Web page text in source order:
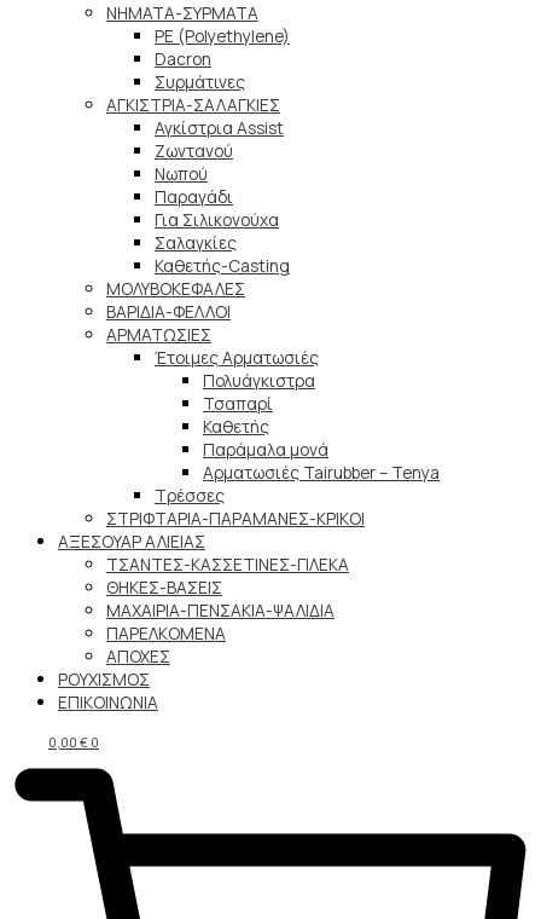
ΝΗΜΑΤΑ-ΣΥΡΜΑΤΑ
PE (Polyethylene)
Dacron
Συρμάτινες
ΑΓΚΙΣΤΡΙΑ-ΣΑΛΑΓΚΙΕΣ
Αγκίστρια Assist
Ζωντανού
Νωπού
Παραγάδι
Για Σιλικονούχα
Σαλαγκίες
Καθετής-Casting
ΜΟΛΥΒΟΚΕΦΑΛΕΣ
ΒΑΡΙΔΙΑ-ΦΕΛΛΟΙ
ΑΡΜΑΤΩΣΙΕΣ
Έτοιμες Αρματωσιές
Πολυάγκιστρα
Τσαπαρί
Καθετής
Παράμαλα μονά
Αρματωσιές Tairubber – Tenya
Τρέσσες
ΣΤΡΙΦΤΑΡΙΑ-ΠΑΡΑΜΑΝΕΣ-ΚΡΙΚΟΙ
ΑΞΕΣΟΥΑΡ ΑΛΙΕΙΑΣ
ΤΣΑΝΤΕΣ-ΚΑΣΣΕΤΙΝΕΣ-ΓΙΛΕΚΑ
ΘΗΚΕΣ-ΒΑΣΕΙΣ
ΜΑΧΑΙΡΙΑ-ΠΕΝΣΑΚΙΑ-ΨΑΛΙΔΙΑ
ΠΑΡΕΛΚΟΜΕΝΑ
ΑΠΟΧΕΣ
ΡΟΥΧΙΣΜΟΣ
ΕΠΙΚΟΙΝΩΝΙΑ
0,00 € 0